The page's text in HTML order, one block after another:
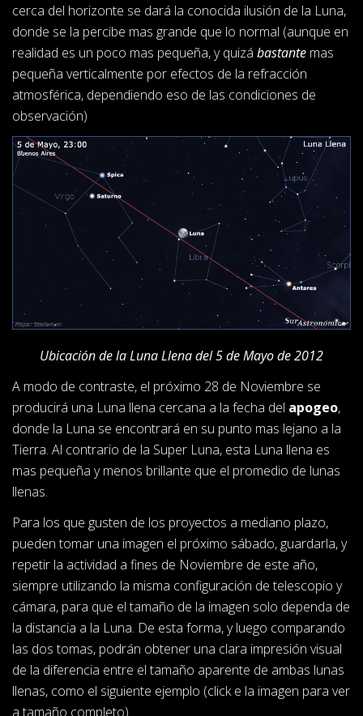
cerca del horizonte se dará la conocida ilusión de la Luna,
donde se la percibe mas grande que lo normal (aunque en
realidad es un poco mas pequeña, y quizá bastante mas
pequeña verticalmente por efectos de la refracción
atmosférica, dependiendo eso de las condiciones de
observación)
Ubicación de la Luna Llena del 5 de Mayo de 2012
A modo de contraste, el próximo 28 de Noviembre se
producirá una Luna llena cercana a la fecha del apogeo,
donde la Luna se encontrará en su punto mas lejano a la
Tierra. Al contrario de la Super Luna, esta Luna llena es
mas pequeña y menos brillante que el promedio de lunas
llenas.
Para los que gusten de los proyectos a mediano plazo,
pueden tomar una imagen el próximo sábado, guardarla, y
repetir la actividad a fines de Noviembre de este año,
siempre utilizando la misma configuración de telescopio y
cámara, para que el tamaño de la imagen solo dependa de
la distancia a la Luna. De esta forma, y luego comparando
las dos tomas, podrán obtener una clara impresión visual
de la diferencia entre el tamaño aparente de ambas lunas
llenas, como el siguiente ejemplo (click e la imagen para ver
a tamaño completo)